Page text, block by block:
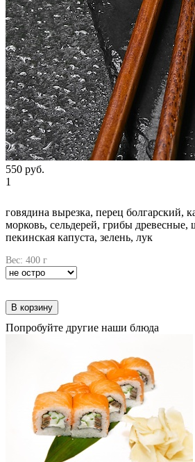
550 руб.
1
говядина вырезка, перец болгарский,
морковь, сельдерей, грибы древесные,
пекинская капуста, зелень, лук
Вес: 400 г
В корзину
Попробуйте другие наши блюда